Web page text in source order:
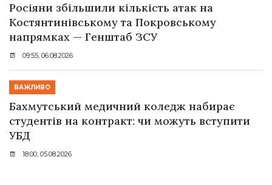
Росіяни збільшили кількість атак на
Костянтинівському та Покровському
напрямках — Генштаб ЗСУ
09:55, 06.08.2026
ВАЖЛИВО
Бахмутський медичний коледж набирає
студентів на контракт: чи можуть вступити
УБД
18:00, 05.08.2026